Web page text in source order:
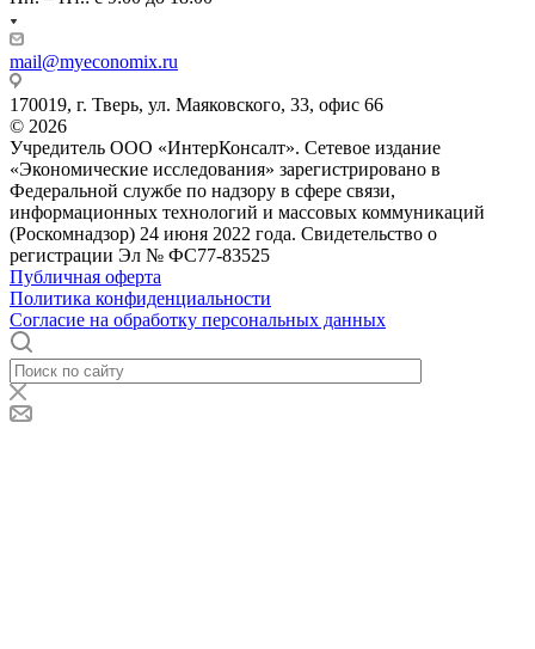
mail@myeconomix.ru
170019, г. Тверь, ул. Маяковского, 33, офис 66
© 2026
Учредитель ООО «ИнтерКонсалт». Сетевое издание
«Экономические исследования» зарегистрировано в
Федеральной службе по надзору в сфере связи,
информационных технологий и массовых коммуникаций
(Роскомнадзор) 24 июня 2022 года. Свидетельство о
регистрации Эл № ФС77-83525
Публичная оферта
Политика конфиденциальности
Согласие на обработку персональных данных